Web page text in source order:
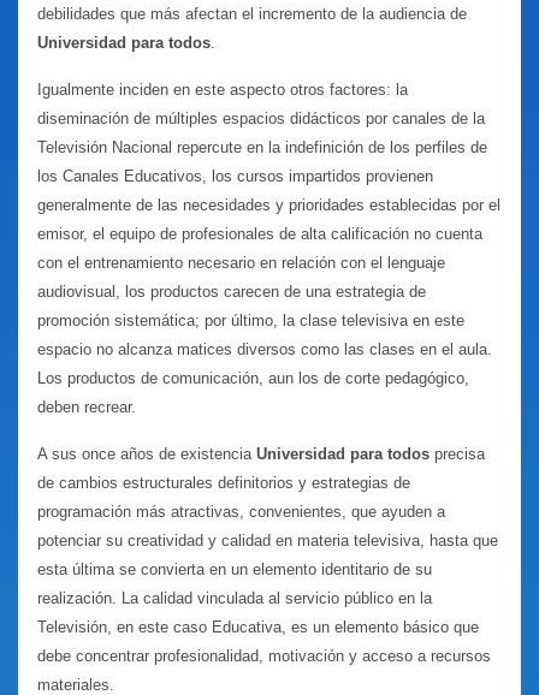
debilidades que más afectan el incremento de la audiencia de
Universidad para todos
Igualmente inciden en este aspecto otros factores: la
diseminación de múltiples espacios didácticos por canales de la
Televisión Nacional repercute en la indefinición de los perfiles de
los Canales Educativos, los cursos impartidos provienen
generalmente de las necesidades y prioridades establecidas por el
emisor, el equipo de profesionales de alta calificación no cuenta
con el entrenamiento necesario en relación con el lenguaje
audiovisual, los productos carecen de una estrategia de
promoción sistemática; por último, la clase televisiva en este
espacio no alcanza matices diversos como las clases en el aula.
Los productos de comunicación, aun los de corte pedagógico,
deben recrear.
A sus once años de existencia Universidad para todos precisa
de cambios estructurales definitorios y estrategias de
programación más atractivas, convenientes, que ayuden a
potenciar su creatividad y calidad en materia televisiva, hasta que
esta última se convierta en un elemento identitario de su
realización. La calidad vinculada al servicio público en la
Televisión, en este caso Educativa, es un elemento básico que
debe concentrar profesionalidad, motivación y acceso a recursos
materiales.